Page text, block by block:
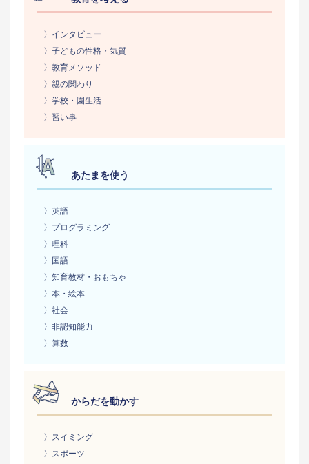
〉インタビュー
〉子どもの性格・気質
〉教育メソッド
〉親の関わり
〉学校・園生活
〉習い事
あたまを使う
〉英語
〉プログラミング
〉理科
〉国語
〉知育教材・おもちゃ
〉本・絵本
〉社会
〉非認知能力
〉算数
からだを動かす
〉スイミング
〉スポーツ